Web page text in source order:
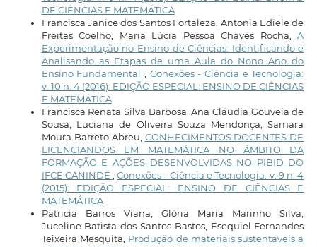
DE CIÊNCIAS E MATEMÁTICA
Francisca Janice dos Santos Fortaleza, Antonia Ediele de
Freitas Coelho, Maria Lúcia Pessoa Chaves Rocha,A
Experimentação no Ensino de Ciências: Identificando e
Analisando as Etapas de uma Aula do Nono Ano do
Ensino Fundamental
Conexões - Ciência e Tecnologia:
v. 10 n. 4 (2016): EDIÇÃO ESPECIAL: ENSINO DE CIÊNCIAS
E MATEMÁTICA
Francisca Renata Silva Barbosa, Ana Cláudia Gouveia de
Sousa, Luciana de Oliveira Souza Mendonça, Samara
Moura Barreto Abreu, CONHECIMENTOS DOCENTES DE
LICENCIANDOS EM MATEMÁTICA NO ÂMBITO DA
FORMAÇÃO E AÇÕES DESENVOLVIDAS NO PIBID DO
IFCE CANINDÉ
,Conexões - Ciência e Tecnologia: v. 9 n. 4
(2015): EDIÇÃO ESPECIAL: ENSINO DE CIÊNCIAS E
MATEMÁTICA
Patricia Barros Viana, Glória Maria Marinho Silva,
Juceline Batista dos Santos Bastos, Esequiel Fernandes
Teixeira Mesquita, Produção de materiais sustentáveis a